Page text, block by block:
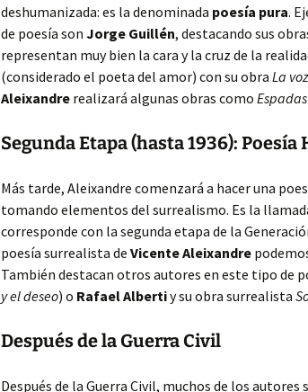
deshumanizada: es la denominada poesía pura.
de poesía son Jorge Guillén, destacando sus
representan muy bien la cara y la cruz de la
(considerado el poeta del amor) con su obra La
Aleixandre realizará algunas obras como
Segunda Etapa (hasta 1936):
Más tarde, Aleixandre comenzará a hacer una
tomando elementos del surrealismo. Es la
corresponde con la segunda etapa de la
poesía surrealista de Vicente Aleixandre
También destacan otros autores en este tipo de
y el deseo) o Rafael Albertiy su obra surrealista
Después de la Guerra Civil
Después de la Guerra Civil, muchos de los